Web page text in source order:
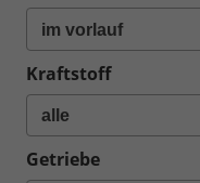
Kraftstoff
Getriebe